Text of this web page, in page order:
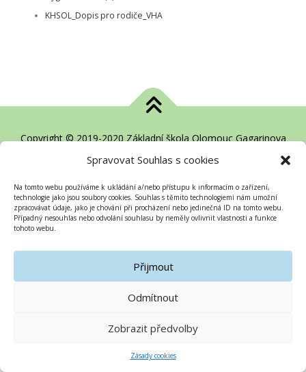
Spravovat Souhlas s cookies
Na tomto webu používáme k ukládání a/nebo přístupu k informacím o zařízení,
technologie jako jsou soubory cookies. Souhlas s těmito technologiemi nám umožní
zpracovávat údaje, jako je chování při procházení nebo jedinečná ID na tomto webu.
Případný nesouhlas nebo odvolání souhlasu by neměly ovlivnit vlastnosti a funkce
tohoto webu.
Přijmout
Odmítnout
Zobrazit předvolby
Zásady cookies
KHSOL_Dopis pro rodiče_VHA
Copyright © 2019-2020 Základní škola Olomouc Gagarinova